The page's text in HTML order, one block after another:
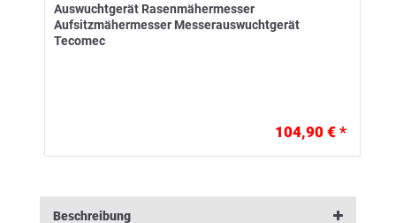
Auswuchtgerät Rasenmähermesser
Aufsitzmähermesser Messerauswuchtgerät
Tecomec
104,90 € *
Beschreibung